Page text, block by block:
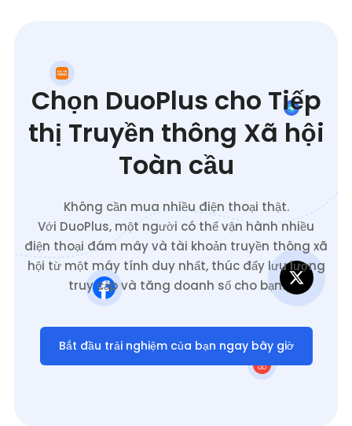
Chọn DuoPlus cho Tiếp
thị Truyền thông Xã hội
Toàn cầu
Không cần mua nhiều điện thoại thật.
Với DuoPlus, một người có thể vận hành nhiều
điện thoại đám mây và tài khoản truyền thông xã
hội từ một máy tính duy nhất, thúc đẩy lưu lượng
truy cập và tăng doanh số cho bạn.
Bắt đầu trải nghiệm của bạn ngay bây giờ